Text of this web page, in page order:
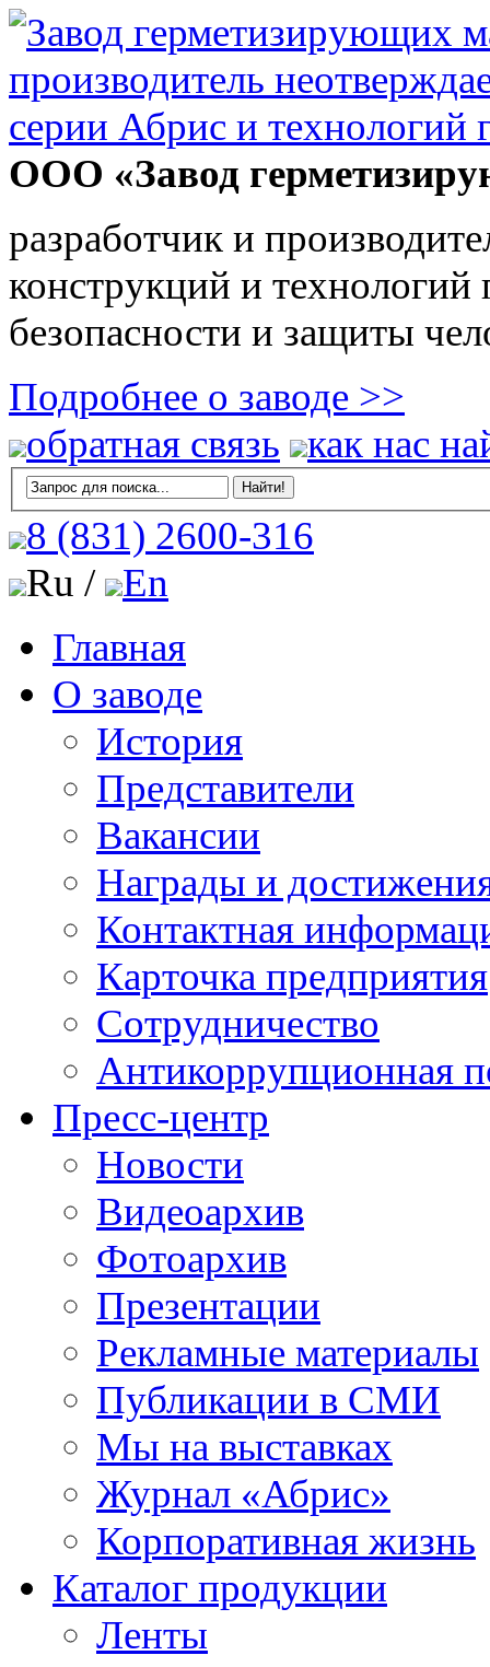
ООО «Завод
разработчик и
конструкций и
безопасности и защиты
Подробнее о заводе >>
обратная связь
как нас
8 (831) 2600-316
Ru /
En
Главная
О заводе
История
Представители
Вакансии
Награды и
Контактная
Карточка предприятия
Сотрудничество
Антикоррупционная
Пресс-центр
Новости
Видеоархив
Фотоархив
Презентации
Рекламные материалы
Публикации в СМИ
Мы на выставках
Журнал «Абрис»
Корпоративная жизнь
Каталог продукции
Ленты